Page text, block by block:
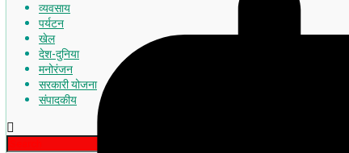
व्यवसाय
पर्यटन
खेल
देश-दुनिया
मनोरंजन
सरकारी योजना
संपादकीय